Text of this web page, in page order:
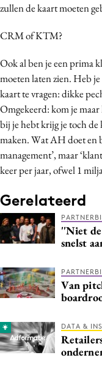
zullen de kaart moeten
CRM of KTM?
Ook al ben je een prima
moeten laten zien. Heb je
kaart te vragen: dikke
Omgekeerd: kom je
bij je hebt krijg je toch
maken. Wat AH doet en
management’, maar
keer per jaar, ofwel 1
Gerelateerd
''Niet
snelst
Van
DATA &